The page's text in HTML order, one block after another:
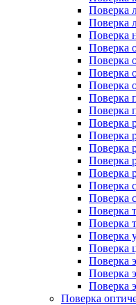
Поверка
Поверка
Поверка
Поверка
Поверка
Поверка
Поверка
Поверка
Поверка
Поверка
Поверка
Поверка
Поверка
Поверка
Поверка
Поверка
Поверка
Поверка
Поверка
Поверка
Поверка
Поверка
Поверка
Поверка